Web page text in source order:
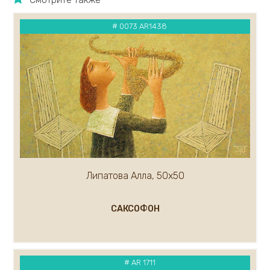
Кандашкин Владимир
Карлов Сергей
Карнаухов Кирилл
Касымова Назокат
Кипарисов Леонид
Каталкин Артем
Кирьянов Алексей
Климов Рудольф
Климов Юрий
Ковалев Кирилл
Костенко Анастасия
# 0073 AR1438
Липатова Алла, 50х50
САКСОФОН
# AR 1711